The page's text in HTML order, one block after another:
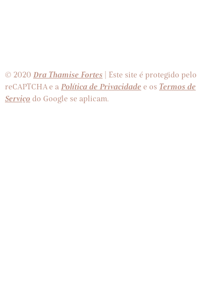
© 2020 Dra Thamise Fortes | Este site é protegido pelo
reCAPTCHA e a Política de Privacidade e os Termos de
Serviço do Google se aplicam.